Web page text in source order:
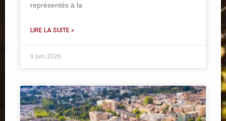
représentés à la
LIRE LA SUITE »
9 juin 2026